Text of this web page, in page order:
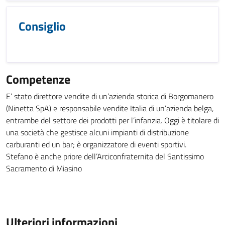
Consiglio
Competenze
E’ stato direttore vendite di un’azienda storica di Borgomanero
(Ninetta SpA) e responsabile vendite Italia di un’azienda belga,
entrambe del settore dei prodotti per l’infanzia. Oggi è titolare di
una società che gestisce alcuni impianti di distribuzione
carburanti ed un bar; è organizzatore di eventi sportivi.
Stefano è anche priore dell’Arciconfraternita del Santissimo
Sacramento di Miasino